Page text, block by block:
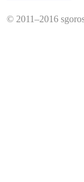
© 2011–2016